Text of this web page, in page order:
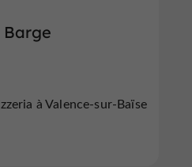
Barge
à Valence-sur-Baïse